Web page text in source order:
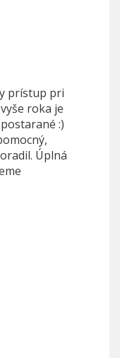
prístup pri
roka je
:)
Úplná